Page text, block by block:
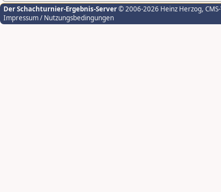
Der Schachturnier-Ergebnis-Server© 2006-2026 Heinz Herzog,
Impressum / Nutzungsbedingungen